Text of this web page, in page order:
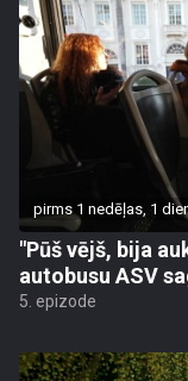
pirms 1 nedēļas, 1
"Pūš vējš, bija
autobusu ASV
5. epizode